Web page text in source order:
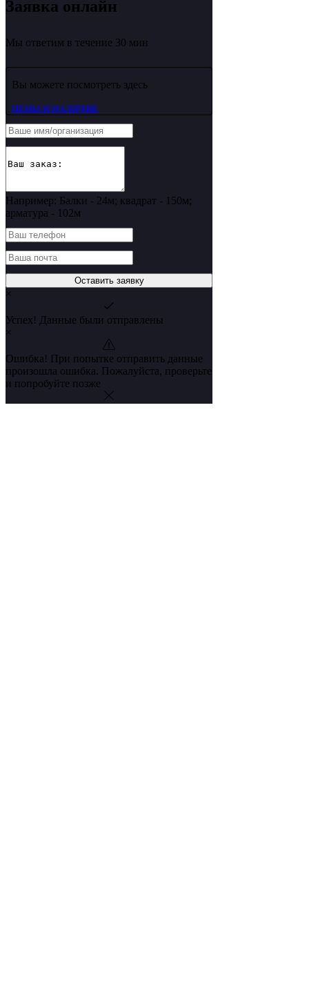
Заявка онлайн
Мы ответим в течение 30 мин
Вы можете посмотреть здесь
ЦЕНЫ И НАЛИЧИЕ
Например: Балки - 24м; квадрат - 150м;
арматура - 102м
Оставить заявку
×
Успех! Данные были отправлены
×
Ошибка! При попытке отправить данные
произошла ошибка. Пожалуйста, проверьте
и попробуйте позже